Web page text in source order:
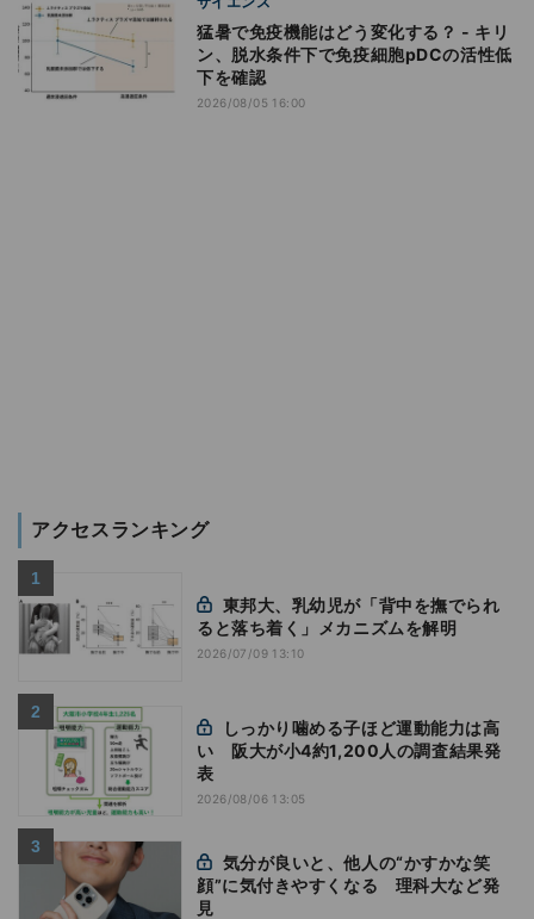
猛暑で免疫機能はどう変化する？ - キリ
ン、脱水条件下で免疫細胞pDCの活性低
下を確認
2026/08/05 16:00
アクセスランキング
ると落ち着く」メカニズムを解明
2026/07/09 13:10
い 阪大が小4約1,200人の調査結果発
表
2026/08/06 13:05
顔”に気付きやすくなる 理科大など発
見